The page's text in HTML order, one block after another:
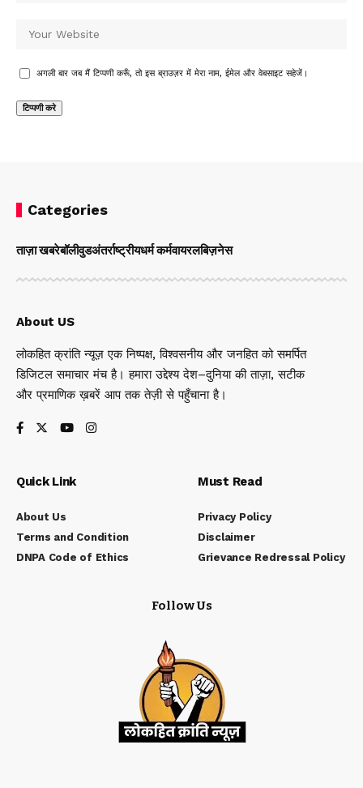
अगली बार जब मैं टिप्पणी करूँ, तो इस ब्राउज़र में मेरा नाम, ईमेल और वेबसाइट सहेजें।
Categories
ताज़ा खबरेबॉलीवुडअंतर्राष्ट्रीयधर्म कर्मवायरलबिज़नेस
About US
लोकहित क्रांति न्यूज़ एक निष्पक्ष, विश्वसनीय और जनहित को समर्पित
डिजिटल समाचार मंच है। हमारा उद्देश्य देश–दुनिया की ताज़ा, सटीक
और प्रमाणिक ख़बरें आप तक तेज़ी से पहुँचाना है।
Quick Link
About Us
Terms and Condition
DNPA Code of Ethics
Must Read
Privacy Policy
Disclaimer
Grievance Redressal Policy
Follow Us